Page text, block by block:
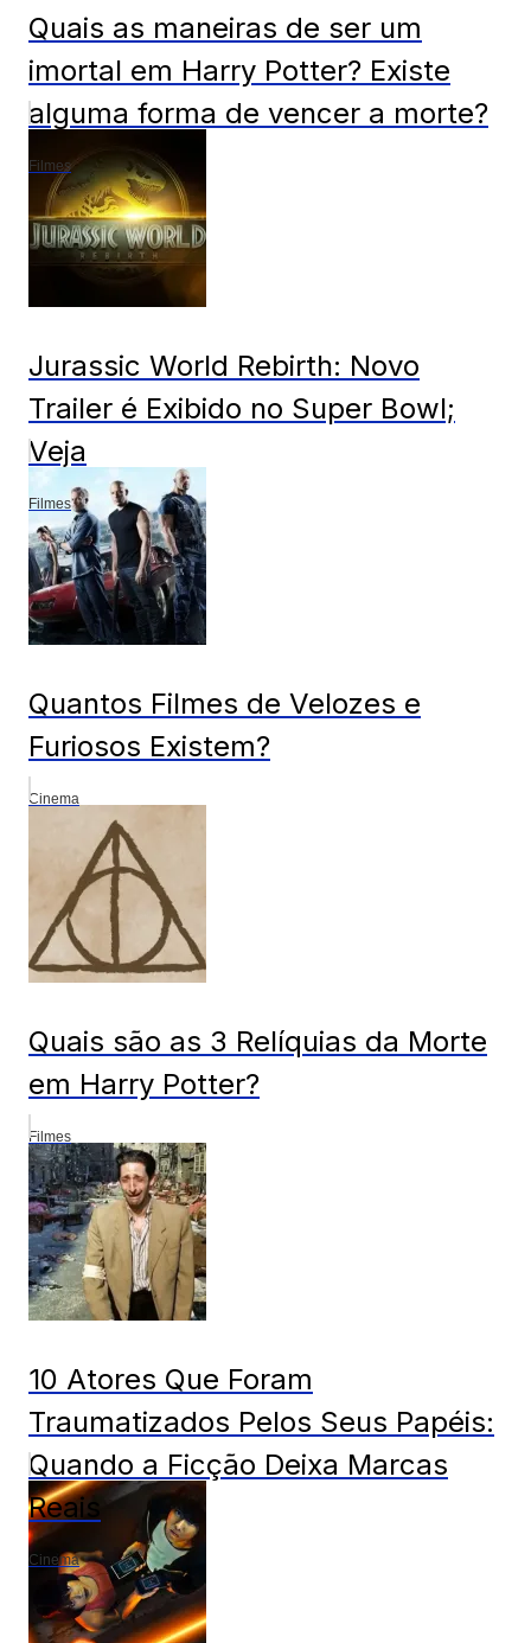
Quais as maneiras de ser um
imortal em Harry Potter? Existe
alguma forma de vencer a morte?
Filmes
Jurassic World Rebirth: Novo
Trailer é Exibido no Super Bowl;
Veja
Filmes
Quantos Filmes de Velozes e
Furiosos Existem?
Cinema
Quais são as 3 Relíquias da Morte
em Harry Potter?
Filmes
10 Atores Que Foram
Traumatizados Pelos Seus Papéis:
Quando a Ficção Deixa Marcas
Reais
Cinema